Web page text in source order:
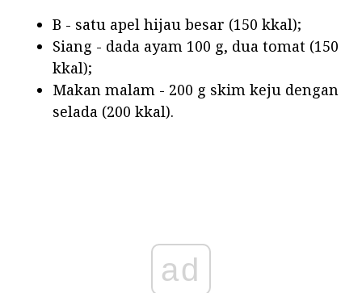
B - satu apel hijau besar (150 kkal);
Siang - dada ayam 100 g, dua tomat (150
kkal);
Makan malam - 200 g skim keju dengan
selada (200 kkal).
ad